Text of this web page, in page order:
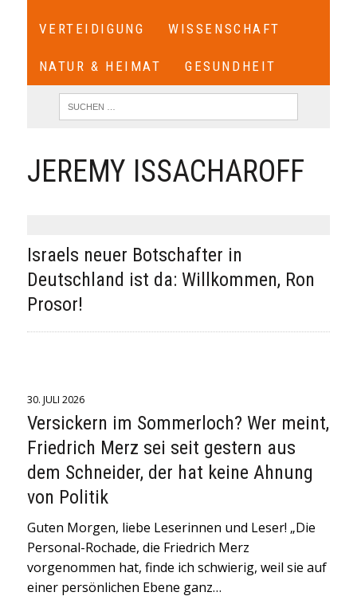
VERTEIDIGUNG WISSENSCHAFT
NATUR & HEIMAT GESUNDHEIT
JEREMY ISSACHAROFF
Israels neuer Botschafter in
Deutschland ist da: Willkommen, Ron
Prosor!
30. JULI 2026
Versickern im Sommerloch? Wer meint,
Friedrich Merz sei seit gestern aus
dem Schneider, der hat keine Ahnung
von Politik
Guten Morgen, liebe Leserinnen und Leser! „Die
Personal-Rochade, die Friedrich Merz
vorgenommen hat, finde ich schwierig, weil sie auf
einer persönlichen Ebene ganz…